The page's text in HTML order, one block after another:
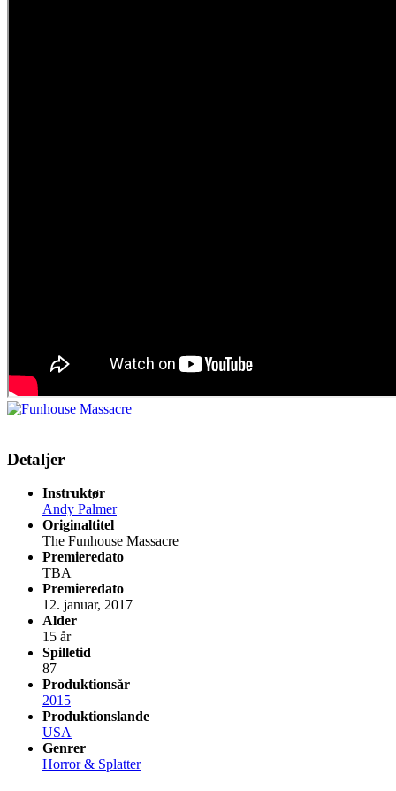
Detaljer
Instruktør
Andy Palmer
Originaltitel
The Funhouse Massacre
Premieredato
TBA
Premieredato
12. januar, 2017
Alder
15 år
Spilletid
87
Produktionsår
2015
Produktionslande
USA
Genrer
Horror & Splatter